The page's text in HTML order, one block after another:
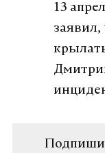
13